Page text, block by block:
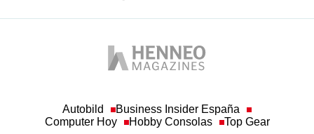
Autobild
Business Insider España
Computer Hoy
Hobby Consolas Top Gear